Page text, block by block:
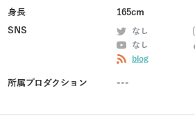
身長
165cm
SNS
なし
なし
blog
所属プロダクション ---